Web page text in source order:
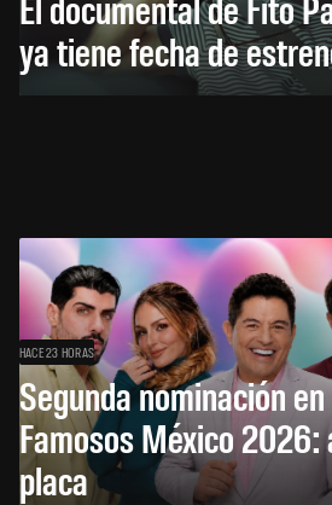
ya tiene fecha de
HACE 23 HORAS
Segunda nominación
Famosos México 2026:
placa